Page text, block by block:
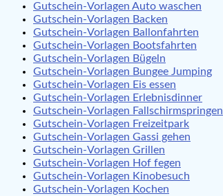
Gutschein-Vorlagen Auto waschen
Gutschein-Vorlagen Backen
Gutschein-Vorlagen Ballonfahrten
Gutschein-Vorlagen Bootsfahrten
Gutschein-Vorlagen Bügeln
Gutschein-Vorlagen Bungee Jumping
Gutschein-Vorlagen Eis essen
Gutschein-Vorlagen Erlebnisdinner
Gutschein-Vorlagen Fallschirmspringen
Gutschein-Vorlagen Freizeitpark
Gutschein-Vorlagen Gassi gehen
Gutschein-Vorlagen Grillen
Gutschein-Vorlagen Hof fegen
Gutschein-Vorlagen Kinobesuch
Gutschein-Vorlagen Kochen